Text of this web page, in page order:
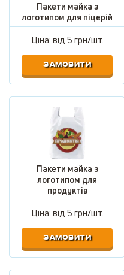
Пакети майка з
логотипом для піцерій
Ціна: від5 грн/шт.
ЗАМОВИТИ
Пакети майка з
логотипом для
продуктів
Ціна: від5 грн/шт.
ЗАМОВИТИ